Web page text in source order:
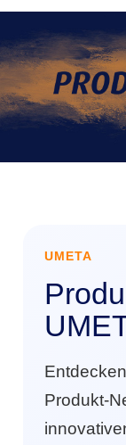
UMETA
Produkt-